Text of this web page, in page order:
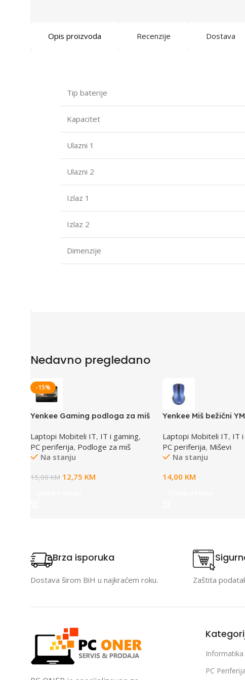
Opis proizvoda Recenzije Dostava
Tip baterije
Kapacitet
Ulazni 1
Ulazni 2
Izlaz 1
Izlaz 2
Dimenzije
Nedavno pregledano
-15%
Yenkee Gaming podloga za miš
Laptopi Mobiteli IT, IT i gaming,
PC periferija, Podloge za miš
Na stanju
15,00KM 12,75 KM
Yenkee Miš bežični
Laptopi Mobiteli IT, IT
PC periferija, Miševi
Na stanju
14,00 KM
Brza isporuka
Dostava širom BiH u najkraćem roku. Zaštita
Informatika
PC Periferija